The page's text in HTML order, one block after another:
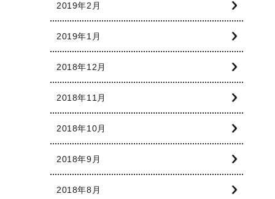
2019年2月
2019年1月
2018年12月
2018年11月
2018年10月
2018年9月
2018年8月